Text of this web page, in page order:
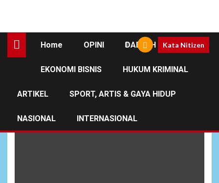
Home OPINI DAERAH
EKONOMI BISNIS HUKUM KRIMINAL
ARTIKEL SPORT, ARTIS & GAYA HIDUP
NASIONAL INTERNASIONAL
Kata Nitizen